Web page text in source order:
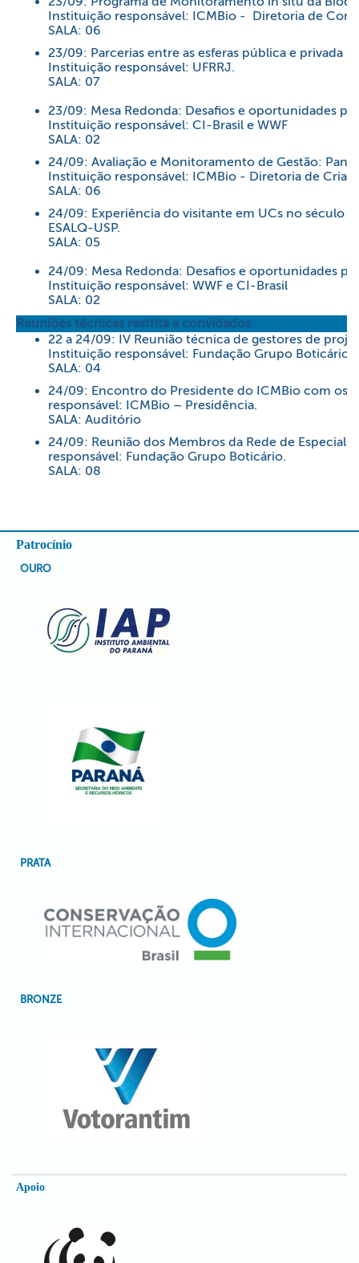
Instituição responsável: ICMBio - Diretoria de
SALA: 06
23/09: Parcerias entre as esferas pública e privada
Instituição responsável: UFRRJ.
SALA: 07
23/09: Mesa Redonda: Desafios e oportunidades
Instituição responsável: CI-Brasil e WWF
SALA: 02
24/09: Avaliação e Monitoramento de Gestão:
Instituição responsável: ICMBio - Diretoria de
SALA: 06
24/09: Experiência do visitante em UCs no século
ESALQ-USP.
SALA: 05
24/09: Mesa Redonda: Desafios e oportunidades
Instituição responsável: WWF e CI-Brasil
SALA: 02
Reuniões técnicas restrita a convidados
22 a 24/09: IV Reunião técnica de gestores de
Instituição responsável: Fundação Grupo Boticário.
SALA: 04
24/09: Encontro do Presidente do ICMBio com os
responsável: ICMBio – Presidência.
SALA: Auditório
24/09: Reunião dos Membros da Rede de
responsável: Fundação Grupo Boticário.
SALA: 08
Patrocínio
OURO
PRATA
BRONZE
Apoio